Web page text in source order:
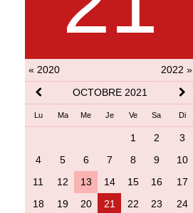
« 2020
2022 »
OCTOBRE 2021
Lu Ma Me Je Ve Sa Di
1 2
3
4
5 6 7 8 9
10
11
12 13 14 15 16
17
18
19 20 21 22 23
24